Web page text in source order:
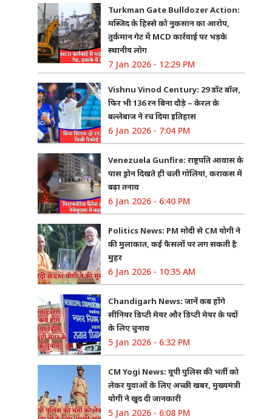
Turkman Gate Bulldozer Action:
मस्जिद के हिस्से को नुकसान का आरोप,
तुर्कमान गेट में MCD कार्रवाई पर भड़के
स्थानीय लोग
7 Jan 2026 - 12:29 PM
Vishnu Vinod Century: 29 डॉट बॉल,
फिर भी 136 रन बिना दौड़े – केरल के
बल्लेबाज ने रच दिया इतिहास
6 Jan 2026 - 7:04 PM
Venezuela Gunfire: राष्ट्रपति आवास के
पास ड्रोन दिखते ही चली गोलियां, कराकस में
बढ़ा तनाव
6 Jan 2026 - 6:40 PM
Politics News: PM मोदी से CM योगी ने
की मुलाकात, कई फैसलों पर लग सकती है
मुहर
6 Jan 2026 - 10:35 AM
Chandigarh News: जानें कब होंगे
सीनियर डिप्टी मेयर और डिप्टी मेयर के पदों
के लिए चुनाव
5 Jan 2026 - 6:32 PM
CM Yogi News: यूपी पुलिस की भर्ती को
लेकर युवाओं के लिए अच्छी खबर, मुख्यमंत्री
योगी ने खुद दी जानकारी
5 Jan 2026 - 6:08 PM